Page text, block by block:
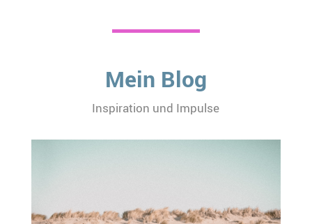
Mein Blog
Inspiration und Impulse